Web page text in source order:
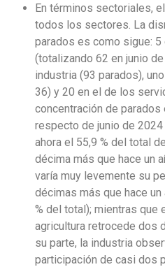
En términos sectoriales,
todos los sectores. La
parados es como sigue:
(totalizando 62 en junio
industria (93 parados),
36) y 20 en el de los
concentración de
respecto de junio de
ahora el 55,9 % del total
décima más que hace un
varía muy levemente su
décimas más que hace
% del total); mientras que
agricultura retrocede dos
su parte, la industria
participación de casi dos